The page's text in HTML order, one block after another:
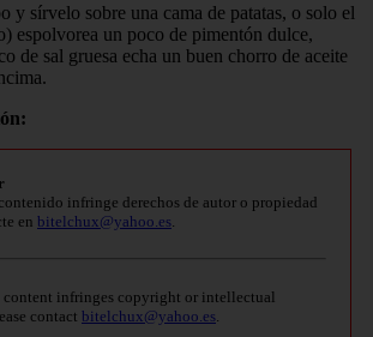
y sírvelo sobre una cama de patatas, o solo el
espolvorea un poco de pimentón dulce,
de sal gruesa echa un buen chorro de aceite
infringe derechos de autor o propiedad
en bitelchux@yahoo.es
infringes copyright or intellectual
contact bitelchux@yahoo.es